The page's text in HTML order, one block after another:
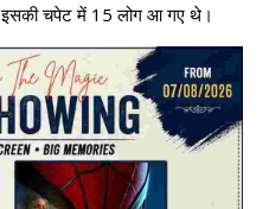
चपेट में 15 लोग आ गए थे।